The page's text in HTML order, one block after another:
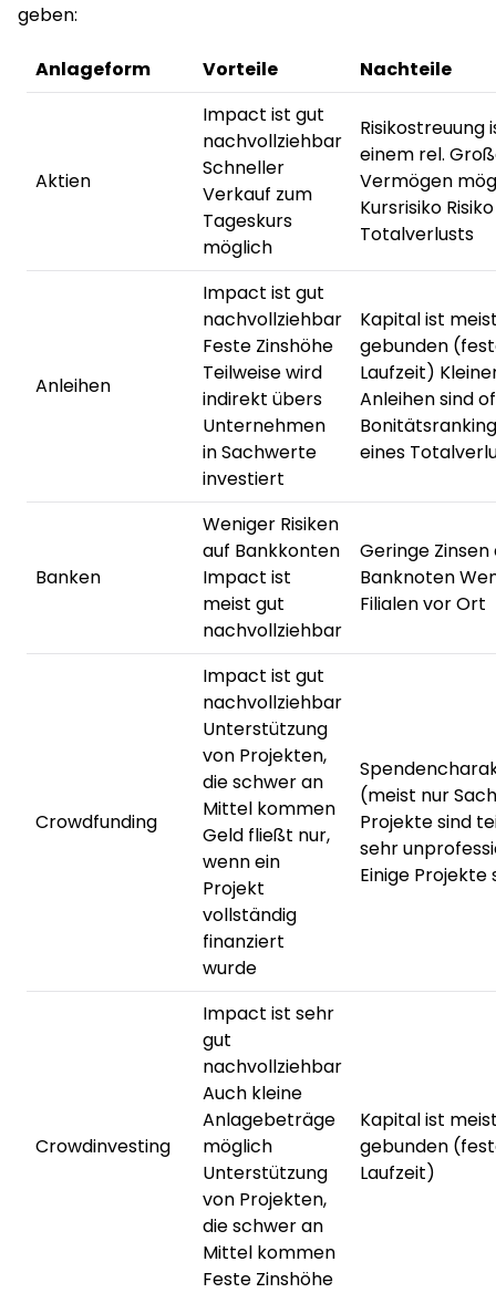
geben:
Anlageform Vorteile Nachteile
Aktien
Impact ist gut
nachvollziehbar
Schneller
Verkauf zum
Tageskurs
möglich
Risikostreuung
einem rel.
Vermögen
Kursrisiko
Totalverlusts
Anleihen
Impact ist gut
nachvollziehbar
Feste Zinshöhe
Teilweise wird
indirekt übers
Unternehmen
in Sachwerte
investiert
Kapital ist
gebunden
Laufzeit)
Anleihen sind
eines
Banken
Weniger Risiken
auf Bankkonten
Impact ist
meist gut
nachvollziehbar
Geringe Zinsen
Banknoten
Filialen vor Ort
Crowdfunding
Impact ist gut
nachvollziehbar
Unterstützung
von Projekten,
die schwer an
Mittel kommen
Geld fließt nur,
wenn ein
Projekt
vollständig
finanziert
wurde
(meist nur
Projekte sind
sehr
Einige
Crowdinvesting
Impact ist sehr
gut
nachvollziehbar
Auch kleine
Anlagebeträge
möglich
Unterstützung
von Projekten,
die schwer an
Mittel kommen
Feste Zinshöhe
Kapital ist
gebunden
Laufzeit)